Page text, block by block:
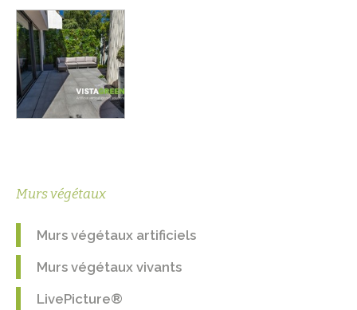
Murs végétaux
Murs végétaux artificiels
Murs végétaux vivants
LivePicture®